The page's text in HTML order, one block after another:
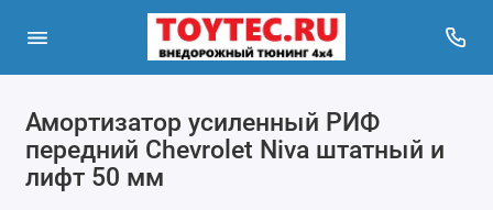
Амортизатор усиленный РИФ
передний Chevrolet Niva штатный и
лифт 50 мм